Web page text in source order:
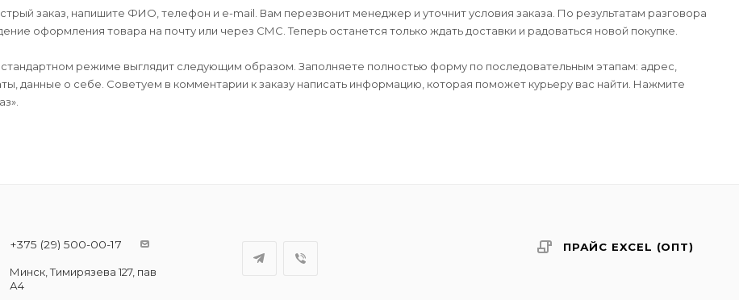
заказ, напишите ФИО, телефон и e-mail. Вам перезвонит менеджер и уточнит условия заказа. По результатам разговора
оформления товара на почту или через СМС. Теперь останется только ждать доставки и радоваться новой покупке.
режиме выглядит следующим образом. Заполняете полностью форму по последовательным этапам: адрес,
данные о себе. Советуем в комментарии к заказу написать информацию, которая поможет курьеру вас найти. Нажмите
+375 (29) 500-00-17
Минск, Тимирязева 127, пав
А4
ПРАЙС EXCEL (ОПТ)